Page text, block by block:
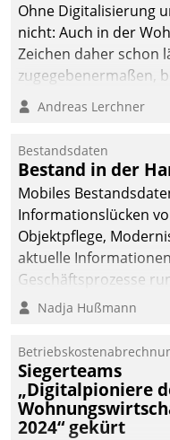
Ohne Digitalisierung
nicht: Auch in der
Zeichen daher schon
zugegebenermaßen,
Branchen.
Andreas Lerchner
Bestandsdaten
Bestand in der
Mobiles
Informationslücken
Objektpflege,
aktuelle
Geschäftsprozesse
Nadja Hußmann
Siegerteams
„Digitalpioniere
2024“ gekürt